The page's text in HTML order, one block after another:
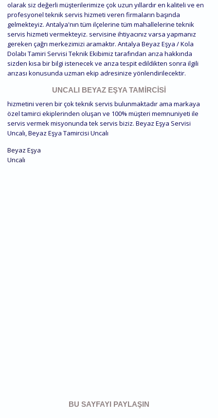
olarak siz değerli müşterilerimize çok uzun yıllardır en kaliteli ve en
profesyonel teknik servis hizmeti veren firmaların başında
gelmekteyiz. Antalya'nın tüm ilçelerine tüm mahallelerine teknik
servis hizmeti vermekteyiz. servisine ihtiyacınız varsa yapmanız
gereken çağrı merkezimizi aramaktır. Antalya Beyaz Eşya / Kola
Dolabı Tamiri Servisi Teknik Ekibimiz tarafından arıza hakkında
sizden kısa bir bilgi istenecek ve arıza tespit edildikten sonra ilgili
arızası konusunda uzman ekip adresinize yönlendirilecektir.
UNCALI BEYAZ EŞYA TAMIRCISI
hizmetini veren bir çok teknik servis bulunmaktadır ama markaya
özel tamirci ekiplerinden oluşan ve 100% müşteri memnuniyeti ile
servis vermek misyonunda tek servis biziz. Beyaz Eşya Servisi
Uncalı, Beyaz Eşya Tamircisi Uncalı
Beyaz Eşya
Uncalı
BU SAYFAYI PAYLAŞIN